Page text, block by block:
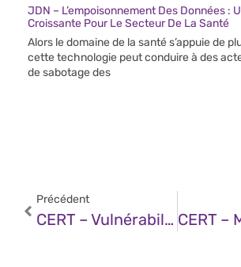
JDN – L’empoisonnement Des Données :
Croissante Pour Le Secteur De La Santé
Alors le domaine de la santé s’appuie de
cette technologie peut conduire à des
de sabotage des
Précédent
CERT – Vulnérabilité Dans Apache Struts (11 Décembre 2024)